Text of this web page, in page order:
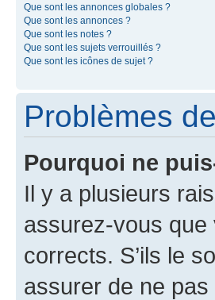
Que sont les annonces globales ?
Que sont les annonces ?
Que sont les notes ?
Que sont les sujets verrouillés ?
Que sont les icônes de sujet ?
Problèmes
Pourquoi ne
Il y a plusieurs
assurez-vous que
corrects. S’ils le
assurer de ne